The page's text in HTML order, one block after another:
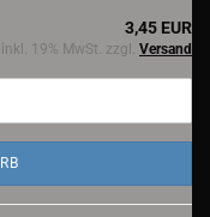
3,45 EUR
inkl. 19% MwSt. zzgl. Versand